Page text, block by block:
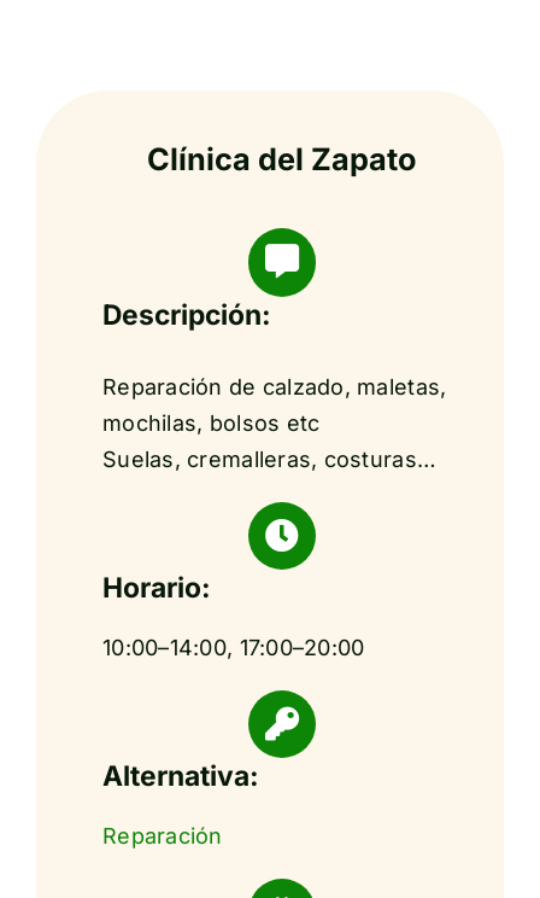
Clínica del Zapato
Descripción:
Reparación de calzado, maletas,
mochilas, bolsos etc
Suelas, cremalleras, costuras…
Horario:
10:00–14:00, 17:00–20:00
Alternativa:
Reparación